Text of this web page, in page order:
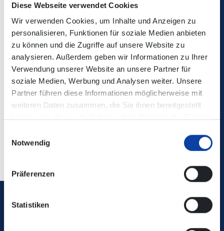
Diese Webseite verwendet Cookies
Wir verwenden Cookies, um Inhalte und Anzeigen zu
personalisieren, Funktionen für soziale Medien anbieten
zu können und die Zugriffe auf unsere Website zu
analysieren. Außerdem geben wir Informationen zu Ihrer
Verwendung unserer Website an unsere Partner für
soziale Medien, Werbung und Analysen weiter. Unsere
Partner führen diese Informationen möglicherweise mit
weiteren Daten zusammen, die Sie ihnen bereitgestellt
Notwendig
Präferenzen
Statistiken
Kontaktdaten: Verkehrsbetriebe Mittelrhein
Lageplan Ersatzhaltestelle:
Zugehörige Dateien
Ersatzhalt_Brodenbach_Marktplatz.pdf
Zurück
Verkehrsverbund Rhein-Mosel GmbH